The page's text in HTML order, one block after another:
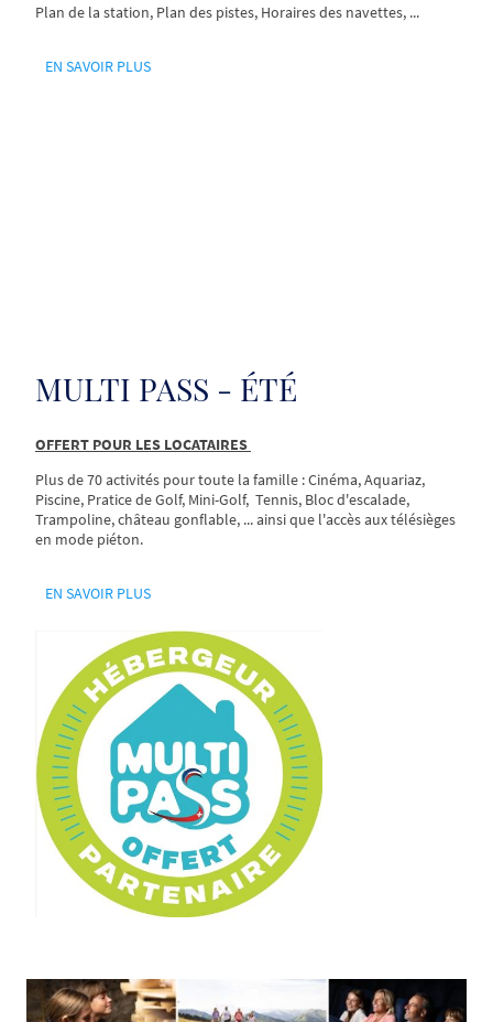
Plan de la station, Plan des pistes, Horaires des navettes, ...
EN SAVOIR PLUS
MULTI PASS - ÉTÉ
OFFERT POUR LES LOCATAIRES
Plus de 70 activités pour toute la famille : Cinéma, Aquariaz,
Piscine, Pratice de Golf, Mini-Golf, Tennis, Bloc d'escalade,
Trampoline, château gonflable, ... ainsi que l'accès aux télésièges
en mode piéton.
EN SAVOIR PLUS